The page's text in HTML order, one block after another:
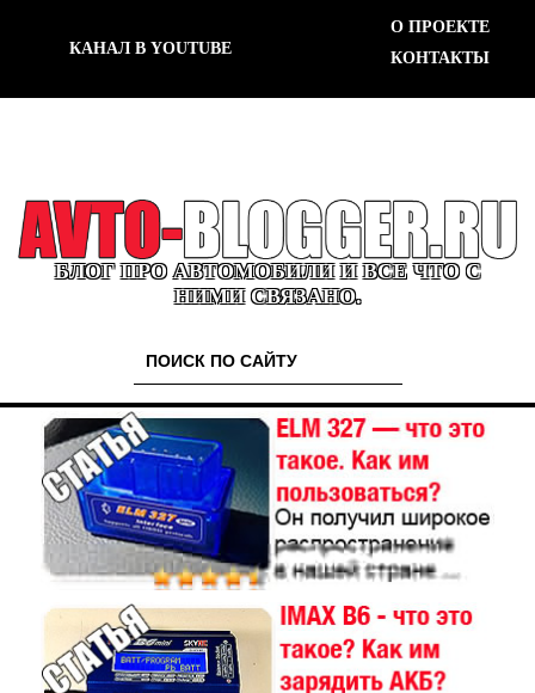
КАНАЛ В YOUTUBE
О ПРОЕКТЕ
КОНТАКТЫ
БЛОГ ПРО АВТОМОБИЛИ И ВСЕ ЧТО С
НИМИ СВЯЗАНО.